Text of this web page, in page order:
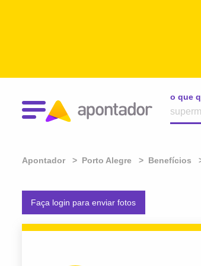
o que
Apontador Porto Alegre Benefícios
Faça login para enviar fotos